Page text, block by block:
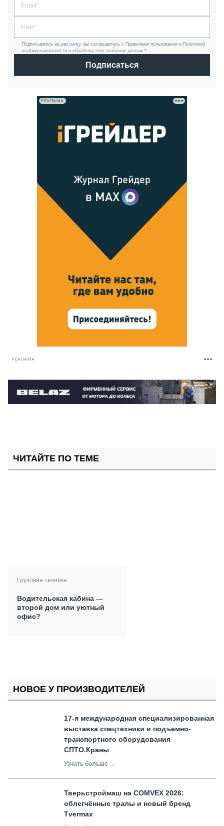
Подписываясь на рассылку, вы соглашаетесь с Правилами пользования и Политикой
конфиденциальности и обработку персональных данных *
Подписаться
РЕКЛАМА
РЕКЛАМА
ЧИТАЙТЕ ПО ТЕМЕ
Грузовая техника
Водительская кабина —
второй дом или уютный
офис?
НОВОЕ У ПРОИЗВОДИТЕЛЕЙ
17-я международная специализированная
выставка спецтехники и подъемно-
транспортного оборудования
СПТО.Краны
Узнать больше →
Тверьстроймаш на COMVEX 2026:
облегчённые тралы и новый бренд
Tvermax